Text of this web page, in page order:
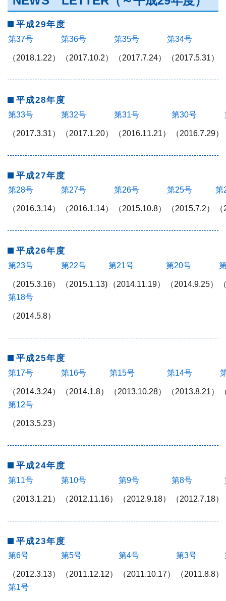
平成29年度
第37号 第36号 第35号 第34号
（2018.1.22） （2017.10.2） （2017.7.24） （2017.5.31）
平成28年度
第33号 第32号 第31号 第30号
（2017.3.31） （2017.1.20） （2016.11.21） （2016.7.29）
平成27年度
第28号 第27号 第26号 第25号 第
（2016.3.14） （2016.1.14） （2015.10.8） （2015.7.2）
平成26年度
第23号 第22号 第21号 第20号
（2015.3.16） （2015.1.13) （2014.11.19） （2014.9.25）
第18号
（2014.5.8）
平成25年度
第17号 第16号 第15号 第14号
（2014.3.24） （2014.1.8） （2013.10.28） （2013.8.21）
第12号
（2013.5.23）
平成24年度
第11号 第10号 第9号 第8号
（2013.1.21） （2012.11.16） （2012.9.18） （2012.7.18）
平成23年度
第6号 第5号 第4号 第3号
（2012.3.13） （2011.12.12） （2011.10.17） （2011.8.8）
第1号